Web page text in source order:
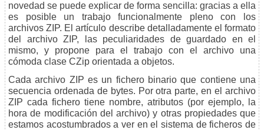
novedad se puede explicar de forma sencilla: gracias a ella
es posible un trabajo funcionalmente pleno con los
archivos ZIP. El artículo describe detalladamente el formato
del archivo ZIP, las peculiaridades de guardado en el
mismo, y propone para el trabajo con el archivo una
cómoda clase CZip orientada a objetos.
Cada archivo ZIP es un fichero binario que contiene una
secuencia ordenada de bytes. Por otra parte, en el archivo
ZIP cada fichero tiene nombre, atributos (por ejemplo, la
hora de modificación del archivo) y otras propiedades que
estamos acostumbrados a ver en el sistema de ficheros de